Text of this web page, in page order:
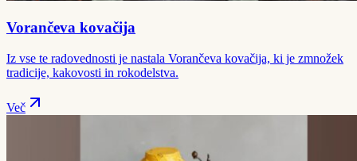
Vorančeva kovačija
Iz vse te radovednosti je nastala Vorančeva kovačija, ki je zmnožek
tradicije, kakovosti in rokodelstva.
Več